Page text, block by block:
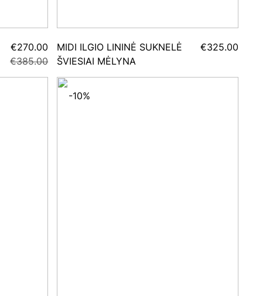
€270.00
€385.00
MIDI ILGIO LININĖ SUKNELĖ
ŠVIESIAI MĖLYNA
€325.00
-10%